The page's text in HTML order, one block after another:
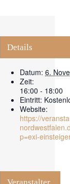
Details
Datum: 6.
Zeit:
16:00 - 18:00
Eintritt:
Website:
https://
p=exi-
Veranstalter